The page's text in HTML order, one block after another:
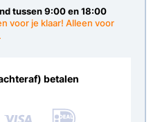
tussen 9:00 en 18:00
voor je klaar! Alleen voor
betalen